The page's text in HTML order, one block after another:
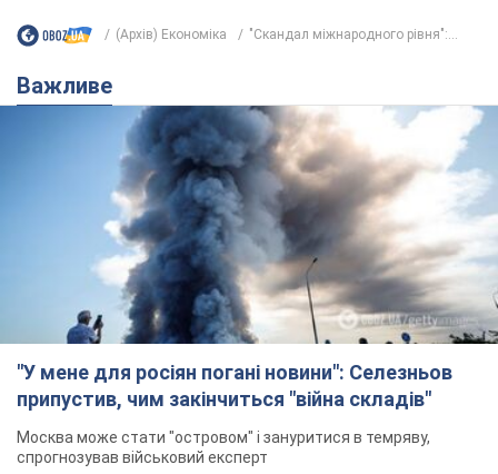
(Архів) Економіка "Скандал міжнародного рівня":...
Важливе
"У мене для росіян погані новини": Селезньов
припустив, чим закінчиться "війна складів"
Москва може стати "островом" і зануритися в темряву,
спрогнозував військовий експерт